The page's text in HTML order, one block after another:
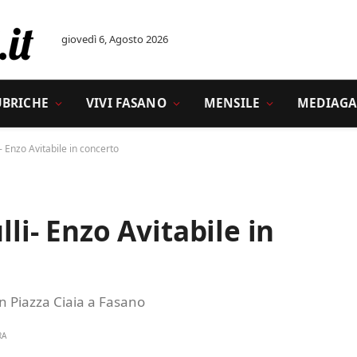
giovedì 6, Agosto 2026
VIVI FASANO MENSILE
Enzo Avitabile in concerto
Enzo Avitabile in
Piazza Ciaia a Fasano